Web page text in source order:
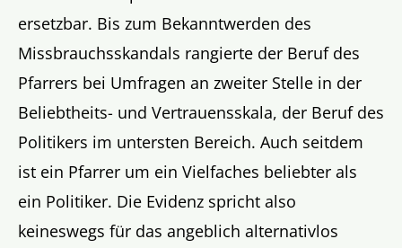
ersetzbar. Bis zum Bekanntwerden des
Missbrauchsskandals rangierte der Beruf des
Pfarrers bei Umfragen an zweiter Stelle in der
Beliebtheits- und Vertrauensskala, der Beruf des
Politikers im untersten Bereich. Auch seitdem
ist ein Pfarrer um ein Vielfaches beliebter als
ein Politiker. Die Evidenz spricht also
keineswegs für das angeblich alternativlos